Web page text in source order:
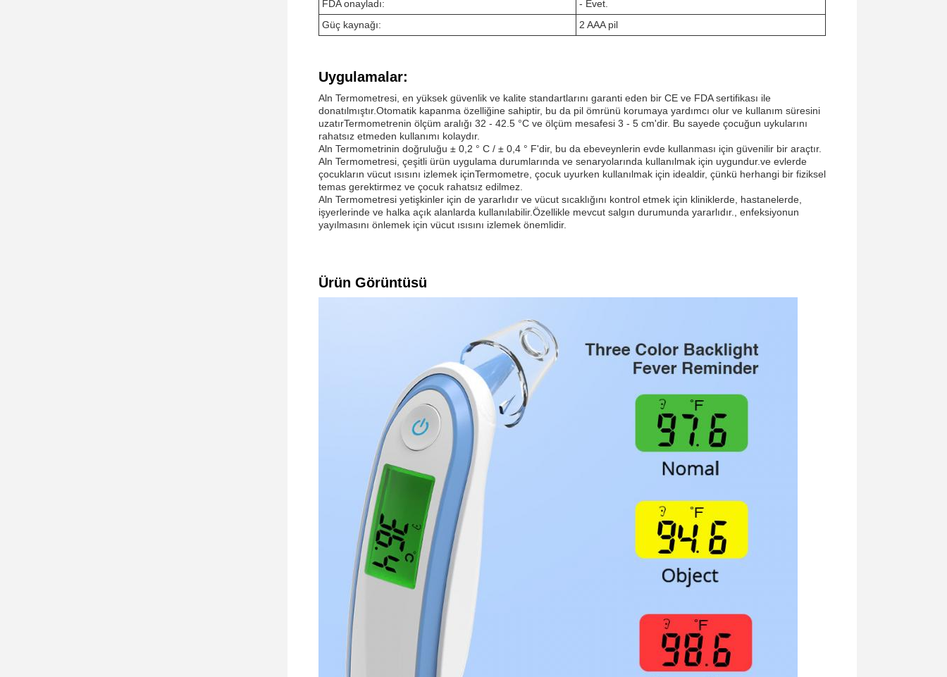
FDA onayladı:
- Evet.
Güç kaynağı:
2 AAA pil
Uygulamalar:
Aln Termometresi, en yüksek güvenlik ve kalite standartlarını garanti eden bir CE ve FDA sertifikası ile
donatılmıştır.Otomatik kapanma özelliğine sahiptir, bu da pil ömrünü korumaya yardımcı olur ve kullanım süresini
uzatırTermometrenin ölçüm aralığı 32 - 42.5 °C ve ölçüm mesafesi 3 - 5 cm'dir. Bu sayede çocuğun uykularını
rahatsız etmeden kullanımı kolaydır.
Aln Termometrinin doğruluğu ± 0,2 ° C / ± 0,4 ° F'dir, bu da ebeveynlerin evde kullanması için güvenilir bir araçtır.
Aln Termometresi, çeşitli ürün uygulama durumlarında ve senaryolarında kullanılmak için uygundur.ve evlerde
çocukların vücut ısısını izlemek içinTermometre, çocuk uyurken kullanılmak için idealdir, çünkü herhangi bir fiziksel
temas gerektirmez ve çocuk rahatsız edilmez.
Aln Termometresi yetişkinler için de yararlıdır ve vücut sıcaklığını kontrol etmek için kliniklerde, hastanelerde,
işyerlerinde ve halka açık alanlarda kullanılabilir.Özellikle mevcut salgın durumunda yararlıdır., enfeksiyonun
yayılmasını önlemek için vücut ısısını izlemek önemlidir.
Ürün Görüntüsü